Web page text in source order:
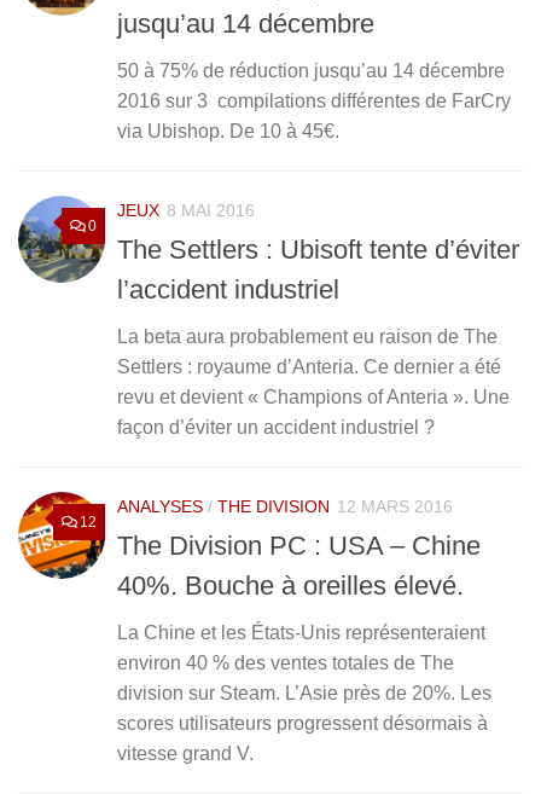
jusqu’au 14 décembre
50 à 75% de réduction jusqu’au 14 décembre
2016 sur 3 compilations différentes de FarCry
via Ubishop. De 10 à 45€.
0
JEUX 8 MAI 2016
The Settlers : Ubisoft tente d’éviter
l’accident industriel
La beta aura probablement eu raison de The
Settlers : royaume d’Anteria. Ce dernier a été
revu et devient « Champions of Anteria ». Une
façon d’éviter un accident industriel ?
12
ANALYSES / THE DIVISION 12 MARS 2016
The Division PC : USA – Chine
40%. Bouche à oreilles élevé.
La Chine et les États-Unis représenteraient
environ 40 % des ventes totales de The
division sur Steam. L’Asie près de 20%. Les
scores utilisateurs progressent désormais à
vitesse grand V.